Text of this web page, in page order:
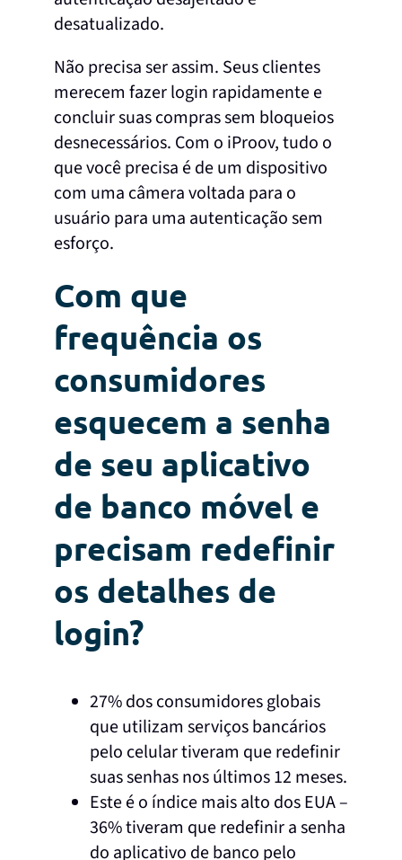
desatualizado.
Não precisa ser assim. Seus clientes
merecem fazer login rapidamente e
concluir suas compras sem bloqueios
desnecessários. Com o iProov, tudo o
que você precisa é de um dispositivo
com uma câmera voltada para o
usuário para uma autenticação sem
esforço.
Com que
frequência os
consumidores
esquecem a senha
de seu aplicativo
de banco móvel e
precisam redefinir
os detalhes de
login?
27% dos consumidores globais
que utilizam serviços bancários
pelo celular tiveram que redefinir
suas senhas nos últimos 12 meses.
Este é o índice mais alto dos EUA –
36% tiveram que redefinir a senha
do aplicativo de banco pelo